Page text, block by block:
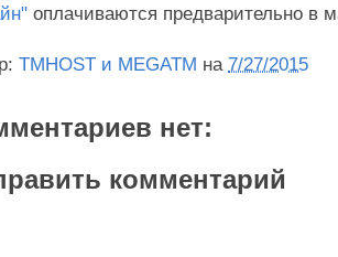
оплачиваются предварительно в
TMHOST и MEGATM на 7/27/2015
нет:
комментарий